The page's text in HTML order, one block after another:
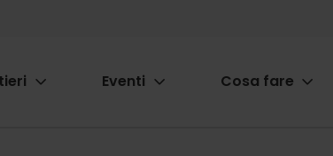
Eventi Cosa fare